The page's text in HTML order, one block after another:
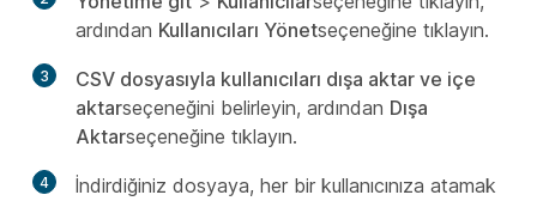
ardından Kullanıcıları Yönetseçeneğine tıklayın.
3
CSV dosyasıyla kullanıcıları dışa aktar ve içe
aktarseçeneğini belirleyin, ardından Dışa
Aktarseçeneğine tıklayın.
4
İndirdiğiniz dosyaya, her bir kullanıcınıza atamak